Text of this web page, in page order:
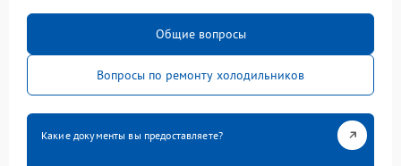
Общие вопросы
Вопросы по ремонту холодильников
Какие документы вы предоставляете?